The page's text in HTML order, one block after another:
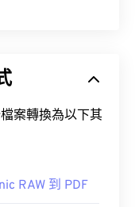
案轉換為以下其
RAW 到 PDF